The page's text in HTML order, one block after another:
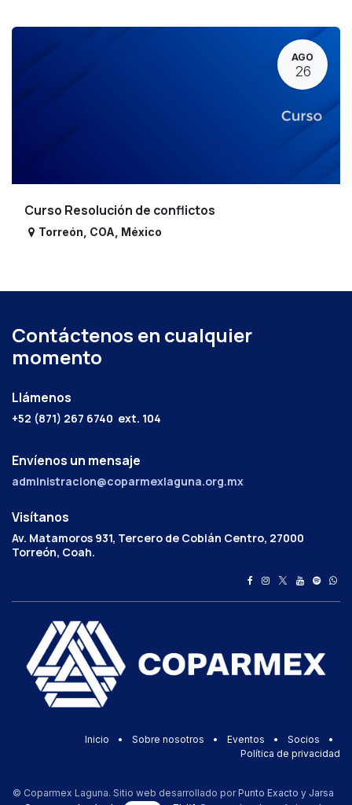
AGO
26
Curso Resolución de conflictos
Torreón COA México
Contáctenos en cualquier
momento
Llámenos
+52 (871) 267 6740 ext. 104
Envíenos un mensaje
administracion@coparmexlaguna.org.mx
Visítanos
Av. Matamoros 931, Tercero de Cobián Centro, 27000
Torreón, Coah.
Inicio • Sobre nosotros • Eventos • Socios
•
Política de privacidad
© Coparmex Laguna. Sitio web desarrollado por Punto Exacto y Jarsa